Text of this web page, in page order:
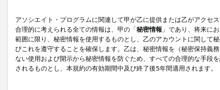
アソシエイト・プログラムに関連して甲が乙に提供または乙がアクセ
合理的に考えられる全ての情報は、甲の「秘密情報 」であり、将来に
範囲に限り、秘密情報を使用するものとし、乙のアカウントに関して
びこれを遵守することを確保します。乙は、秘密情報を（秘密保持義
ない使用および開示から秘密情報を防ぐため、すべての合理的な手段
されるものとし、本規約の有効期間中及び終了後5年間適用されます。